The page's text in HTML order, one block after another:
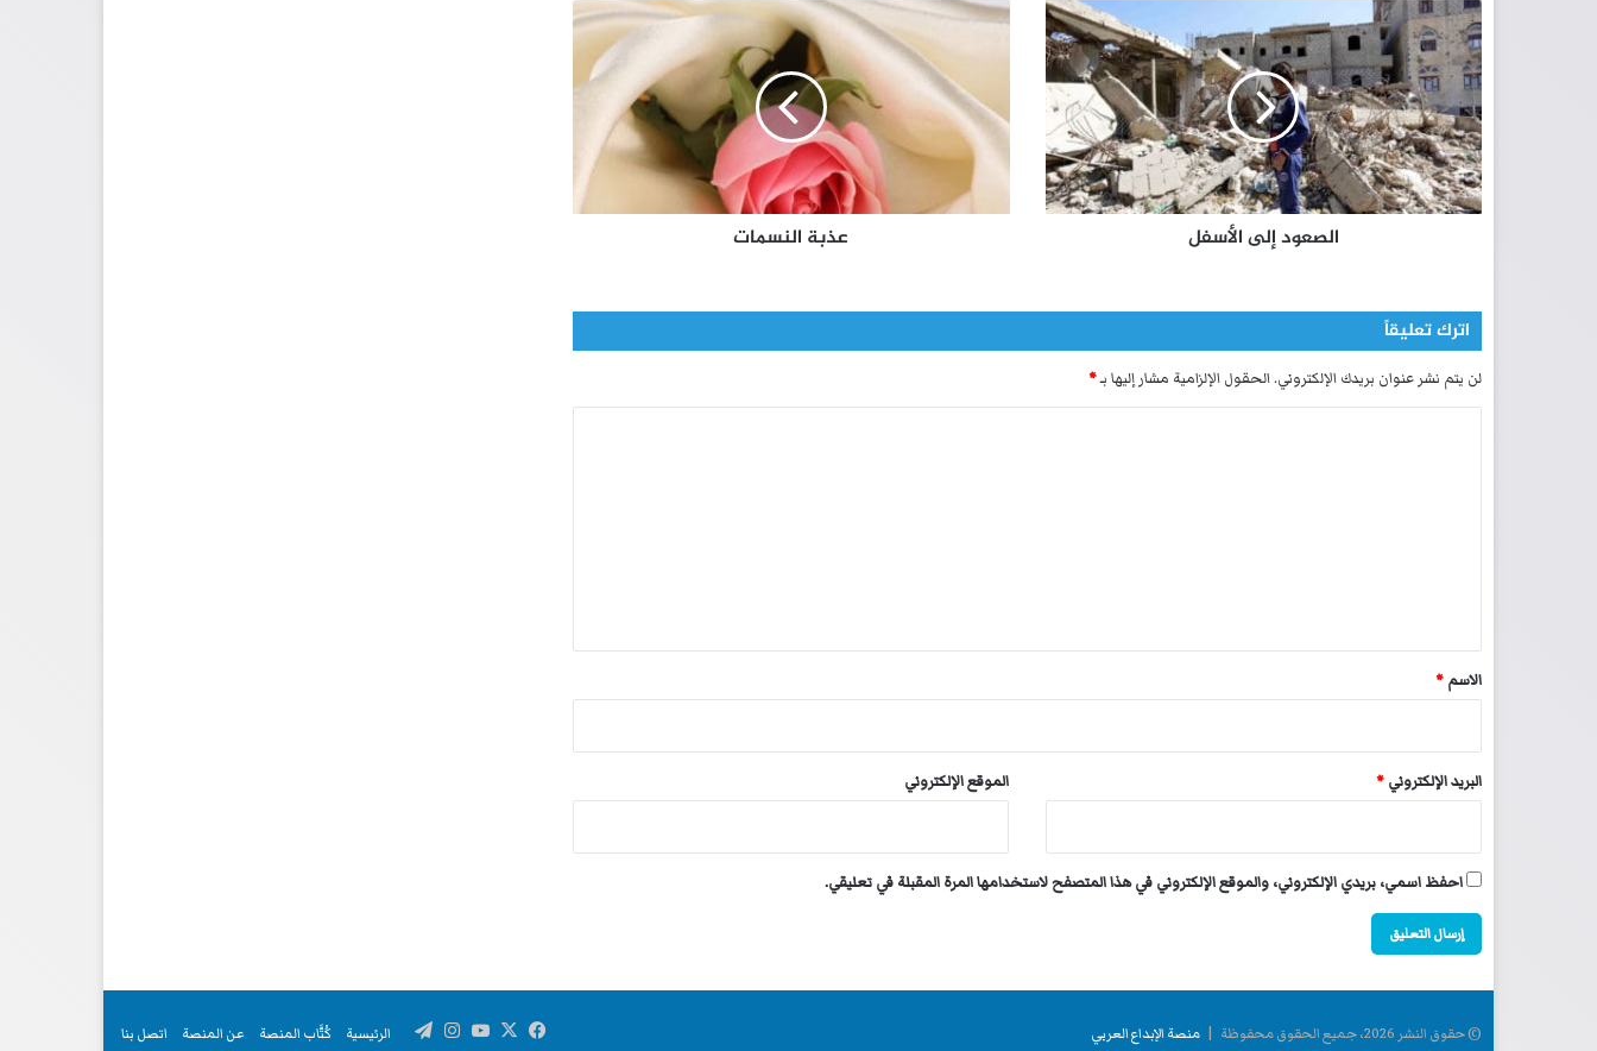
ا
ل
ص
ع
و
د
إ
ل
ى
س
الصعود إلى الأسفل
ع
ل
ن
م
عذبة النسمات
اترك تعليقاً
لن يتم نشر عنوان بريدك الإلكتروني.الحقول الإلزامية مشار إليها بـ*
*
الاسم *
البريد الإلكتروني * الموقع الإلكتروني
احفظ اسمي، بريدي الإلكتروني، والموقع الإلكتروني في هذا المتصفح لاستخدامها المرة المقبلة في تعليقي.
© حقوق النشر 2026، جميع الحقوق محفوظة | منصة الإبداع العربي الرئيسية كُتَّاب المنصة عن المنصة اتصل بنا فيسبوك ‫YouTubeانستقرامتيلقرام